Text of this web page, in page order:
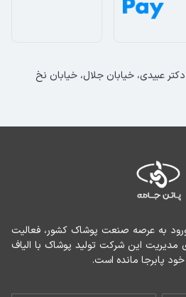
پابرجا مانده است.
دکتر عبیدی، خیابان جلال، خیابان نخ